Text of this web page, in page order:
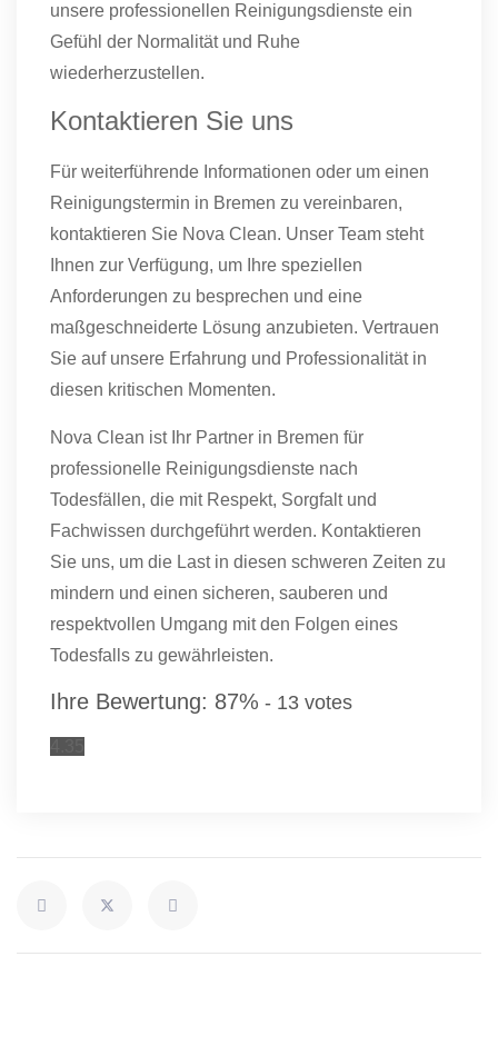
unsere professionellen Reinigungsdienste ein
Gefühl der Normalität und Ruhe
wiederherzustellen.
Kontaktieren Sie uns
Für weiterführende Informationen oder um einen
Reinigungstermin in Bremen zu vereinbaren,
kontaktieren Sie Nova Clean. Unser Team steht
Ihnen zur Verfügung, um Ihre speziellen
Anforderungen zu besprechen und eine
maßgeschneiderte Lösung anzubieten. Vertrauen
Sie auf unsere Erfahrung und Professionalität in
diesen kritischen Momenten.
Nova Clean ist Ihr Partner in Bremen für
professionelle Reinigungsdienste nach
Todesfällen, die mit Respekt, Sorgfalt und
Fachwissen durchgeführt werden. Kontaktieren
Sie uns, um die Last in diesen schweren Zeiten zu
mindern und einen sicheren, sauberen und
respektvollen Umgang mit den Folgen eines
Todesfalls zu gewährleisten.
Ihre Bewertung: 87% - 13 votes